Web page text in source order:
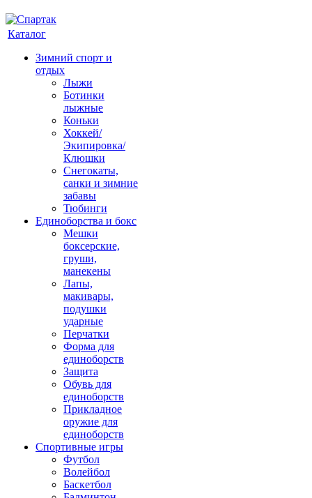
Каталог
Зимний спорт и
отдых
Лыжи
Ботинки
лыжные
Коньки
Хоккей/
Экипировка/
Клюшки
Снегокаты,
санки и зимние
забавы
Тюбинги
Единоборства и бокс
Мешки
боксерские,
груши,
манекены
Лапы,
макивары,
подушки
ударные
Перчатки
Форма для
единоборств
Защита
Обувь для
единоборств
Прикладное
оружие для
единоборств
Спортивные игры
Футбол
Волейбол
Баскетбол